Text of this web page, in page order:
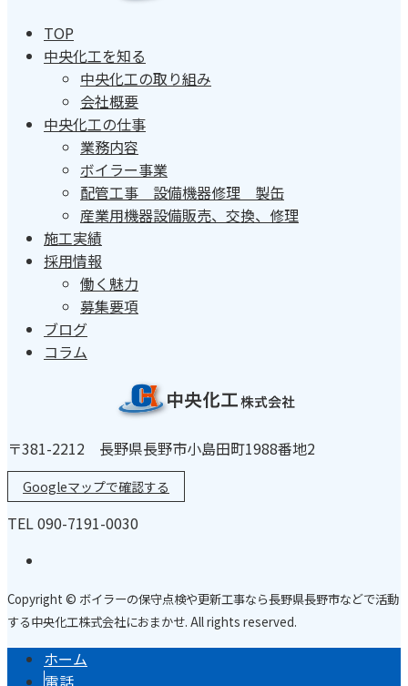
TOP
中央化工を知る
中央化工の取り組み
会社概要
中央化工の仕事
業務内容
ボイラー事業
配管工事 設備機器修理 製缶
産業用機器設備販売、交換、修理
施工実績
採用情報
働く魅力
募集要項
ブログ
コラム
〒381-2212 長野県長野市小島田町1988番地2
Googleマップで確認する
TEL 090-7191-0030
Copyright © ボイラーの保守点検や更新工事なら長野県長野市などで活動
する中央化工株式会社におまかせ. All rights reserved.
ホーム
電話